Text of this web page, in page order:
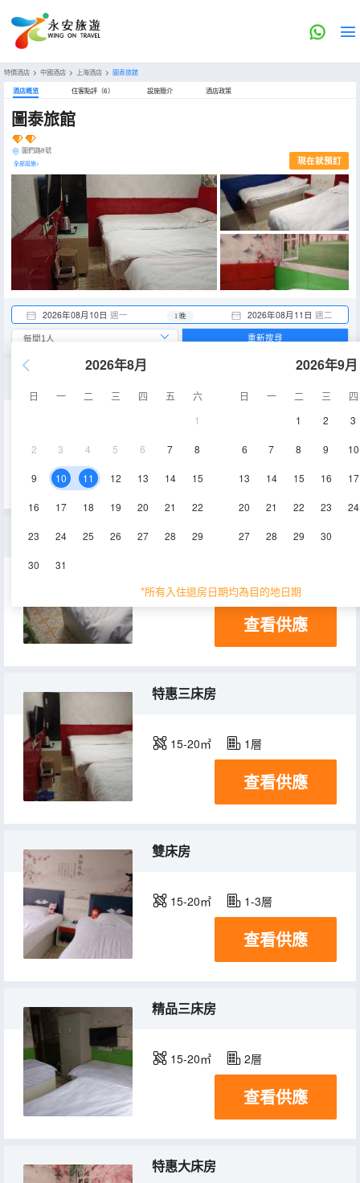
特價酒店 > 中國酒店 > 上海酒店 > 圖泰旅館
酒店概览 住客點評（6） 設施簡介 酒店政策
圖泰旅館
圖們路8號
全部設施> 現在就預訂
2026年08月10日 週一 2026年08月11日 週二
1 晚
2026年8月
日 一 二 三 四 五
六
1
2 3 4 5 6 7 8
9 10 11 12 13 14 15
16 17 18 19 20 21 22
23 24 25 26 27 28 29
30 31
2026年9月
日 一 二 三
四
1
2 3
6 7 8 9 10
13 14 15 16 17
20 21 22 23 24
27 28 29 30
*所有入住退房日期均為目的地日期
重新搜尋
15-20㎡
特惠雙床房
15-20㎡ 3層
查看供應
特惠三床房
15-20㎡ 1層
查看供應
雙床房
15-20㎡ 1-3層
查看供應
精品三床房
15-20㎡ 2層
查看供應
特惠大床房